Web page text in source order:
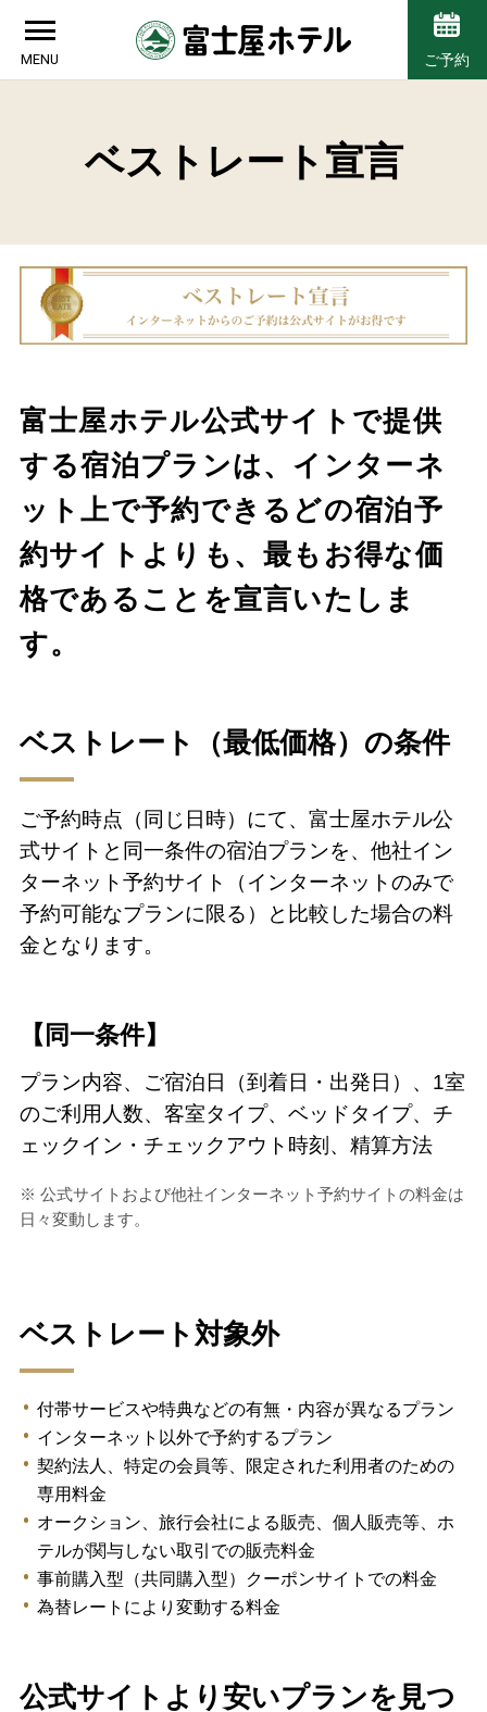
MENU ご予約
ベストレート宣言
富士屋ホテル公式サイトで提供
する宿泊プランは、インターネ
ット上で予約できるどの宿泊予
約サイトよりも、最もお得な価
格であることを宣言いたしま
す。
ベストレート（最低価格）の条件
ご予約時点（同じ日時）にて、富士屋ホテル公
式サイトと同一条件の宿泊プランを、他社イン
ターネット予約サイト（インターネットのみで
予約可能なプランに限る）と比較した場合の料
金となります。
【同一条件】
プラン内容、ご宿泊日（到着日・出発日）、1室
のご利用人数、客室タイプ、ベッドタイプ、チ
ェックイン・チェックアウト時刻、精算方法
※ 公式サイトおよび他社インターネット予約サイトの料金は
日々変動します。
ベストレート対象外
付帯サービスや特典などの有無・内容が異なるプラン
インターネット以外で予約するプラン
契約法人、特定の会員等、限定された利用者のための
専用料金
オークション、旅行会社による販売、個人販売等、ホ
テルが関与しない取引での販売料金
事前購入型（共同購入型）クーポンサイトでの料金
為替レートにより変動する料金
公式サイトより安いプランを見つ